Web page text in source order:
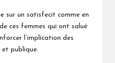
sur un satisfecit comme en
ces femmes qui ont salué
l’implication des
publique.